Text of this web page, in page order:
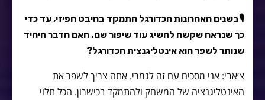
🎙בשנים האחרונות הכדורגל התמקד בהיבט הפיזי, עד כדי
כך שנראה שקשה להשיג עוד שיפור שם. האם הדבר היחיד
שנותר לשפר הוא אינטליגנצית הכדורגל?
צ׳אבי: אני מסכים עם זה לגמרי. אתה צריך לשפר את
האינטליגנציה של המשחק ולהתמקד בכישרון. הכל תלוי